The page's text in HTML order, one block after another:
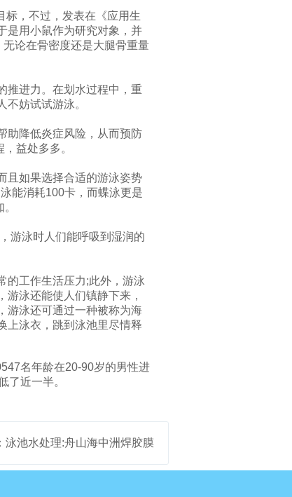
，不过，发表在《应用生
是用小鼠作为研究对象，并
论在骨密度还是大腿骨重量
推进力。在划水过程中，重
妨试试游泳。
助降低炎症风险，从而预防
益处多多。
且如果选择合适的游泳姿势
能消耗100卡，而蝶泳更是
游泳时人们能呼吸到湿润的
的工作生活压力;此外，游泳
泳还能使人们镇静下来，
游泳还可通过一种被称为海
上泳衣，跳到泳池里尽情释
名年龄在20-90岁的男性进
了近一半。
泳池水处理:舟山海中洲焊胶膜